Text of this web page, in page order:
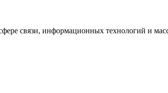
связи, информационных технологий и